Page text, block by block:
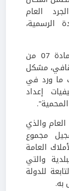
العام
الرسمية،
صدر هذا المرسوم تطبيقا لأحكام المادة 07 من
الثقافي، مشكل
ما ورد في
إعداد
الجرد العام والذي
مجموع
العامة
والتي
للدولة
به.